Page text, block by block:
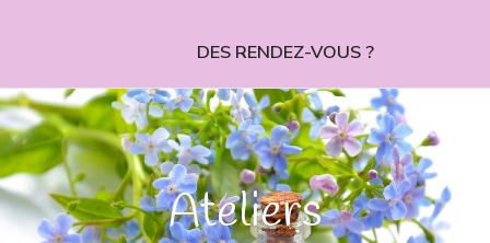
DES RENDEZ-VOUS ?
Ateliers